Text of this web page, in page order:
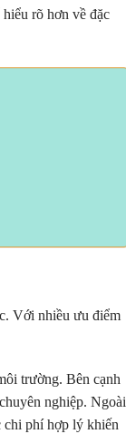
rõ hơn về đặc
Với nhiều ưu điểm
trường. Bên cạnh
nghiệp. Ngoài
chi phí hợp lý khiến